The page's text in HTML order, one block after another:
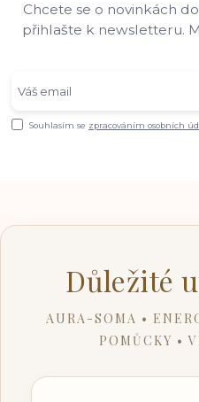
Chcete se o novinkách
přihlašte k newsletteru.
Souhlasím se zpracováním osobních
Důležité
AURA-SOMA •
POMŮCKY •